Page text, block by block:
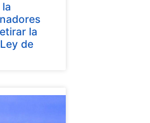
la
de